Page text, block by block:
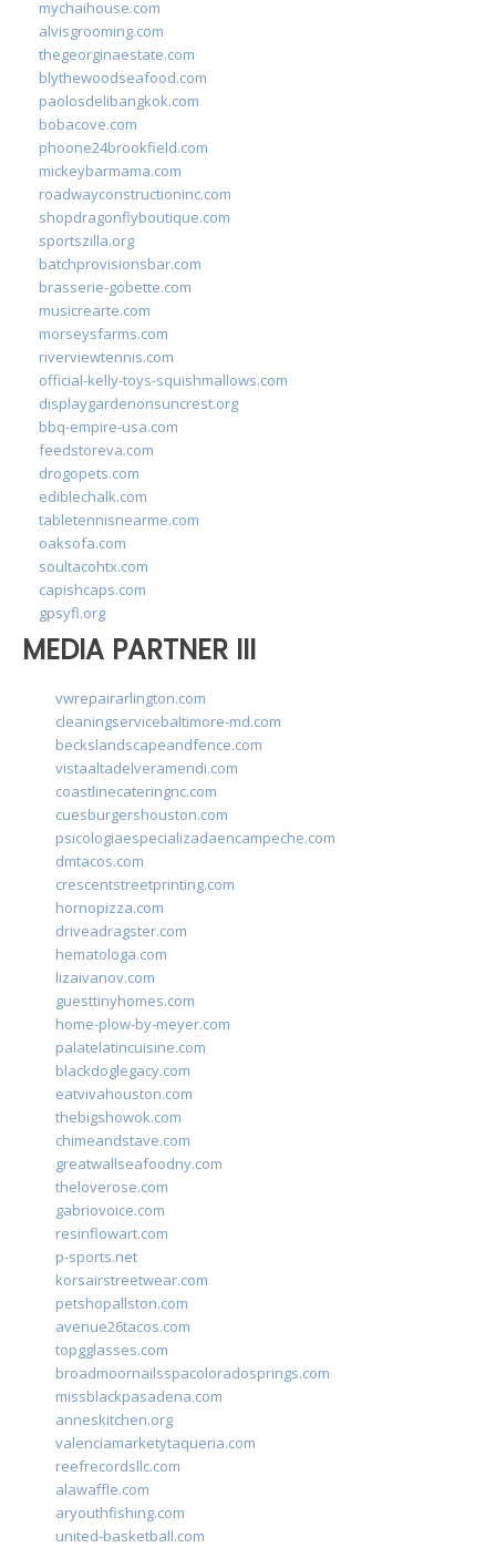
mychaihouse.com
alvisgrooming.com
thegeorginaestate.com
blythewoodseafood.com
paolosdelibangkok.com
bobacove.com
phoone24brookfield.com
mickeybarmama.com
roadwayconstructioninc.com
shopdragonflyboutique.com
sportszilla.org
batchprovisionsbar.com
brasserie-gobette.com
musicrearte.com
morseysfarms.com
riverviewtennis.com
official-kelly-toys-squishmallows.com
displaygardenonsuncrest.org
bbq-empire-usa.com
feedstoreva.com
drogopets.com
ediblechalk.com
tabletennisnearme.com
oaksofa.com
soultacohtx.com
capishcaps.com
gpsyfl.org
MEDIA PARTNER III
vwrepairarlington.com
cleaningservicebaltimore-md.com
beckslandscapeandfence.com
vistaaltadelveramendi.com
coastlinecateringnc.com
cuesburgershouston.com
psicologiaespecializadaencampeche.com
dmtacos.com
crescentstreetprinting.com
hornopizza.com
driveadragster.com
hematologa.com
lizaivanov.com
guesttinyhomes.com
home-plow-by-meyer.com
palatelatincuisine.com
blackdoglegacy.com
eatvivahouston.com
thebigshowok.com
chimeandstave.com
greatwallseafoodny.com
theloverose.com
gabriovoice.com
resinflowart.com
p-sports.net
korsairstreetwear.com
petshopallston.com
avenue26tacos.com
topgglasses.com
broadmoornailsspacoloradosprings.com
missblackpasadena.com
anneskitchen.org
valenciamarketytaqueria.com
reefrecordsllc.com
alawaffle.com
aryouthfishing.com
united-basketball.com